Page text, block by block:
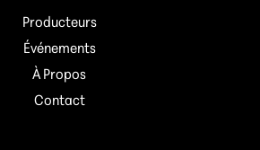
Producteurs
Événements
À Propos
Contact